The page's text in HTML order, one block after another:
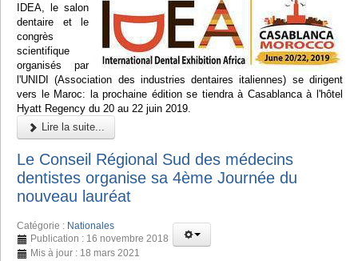
IDEA, le salon
dentaire et le
congrès
scientifique
organisés par
l'UNIDI (Association des industries dentaires italiennes) se dirigent
vers le Maroc: la prochaine édition se tiendra à Casablanca à l'hôtel
Hyatt Regency du 20 au 22 juin 2019.
Lire la suite...
Le Conseil Régional Sud des médecins
dentistes organise sa 4ème Journée du
nouveau lauréat
Catégorie : Nationales
Publication : 16 novembre 2018
Mis à jour : 18 mars 2021